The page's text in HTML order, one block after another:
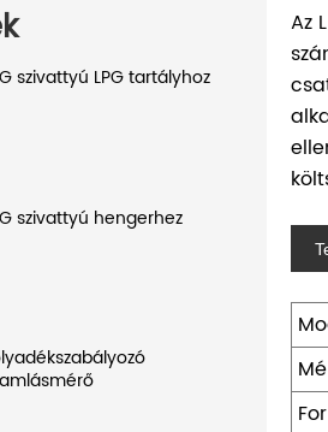
szivattyú LPG tartályhoz
szivattyú hengerhez
Az